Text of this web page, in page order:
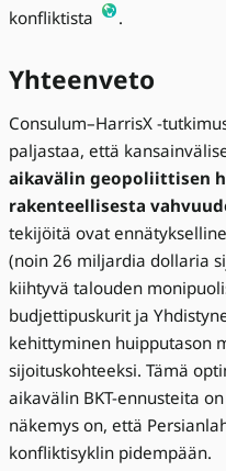
konfliktista
.
Yhteenveto
Consulum–HarrisX -
paljastaa, että
aikavälin geopoliittisen
rakenteellisesta
tekijöitä ovat
(noin 26 miljardia dollaria
kiihtyvä talouden
budjettipuskurit ja
kehittyminen huipputason
sijoituskohteeksi. Tämä
aikavälin BKT-ennusteita
näkemys on, että
konfliktisyklin pidempään.